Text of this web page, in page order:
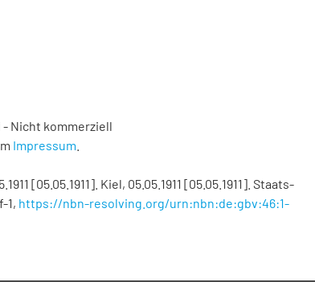
Nicht kommerziell
Impressum
[05.05.1911]. Kiel, 05.05.1911 [05.05.1911]. Staats-
1, https://nbn-resolving.org/urn:nbn:de:gbv:46:1-